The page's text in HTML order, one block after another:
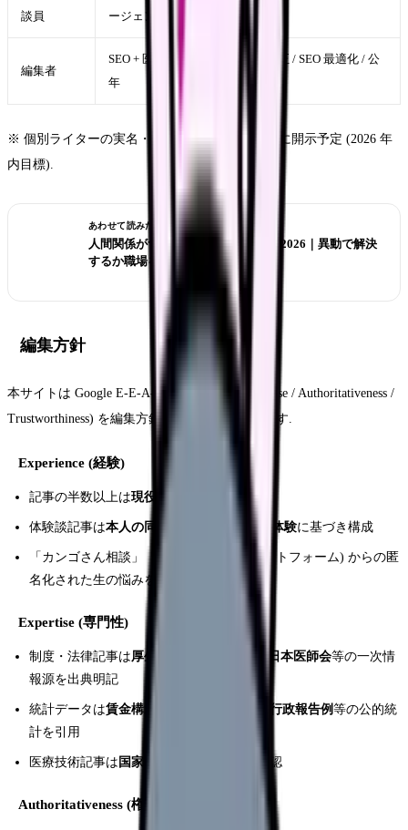
談員
ージェント 5 年
編集者
SEO + 医療コンテンツ 5
年
校正 / SEO 最適化 / 公
※ 個別ライターの実名・経歴は法人体制整備後に開示予定 (2026 年
内目標).
あわせて読みたい
人間関係がつらい看護師の転職判断 2026｜異動で解決
するか職場を変えるか
編集方針
本サイトは Google E-E-A-T (Experience / Expertise / Authoritativeness /
Trustworthiness) を編集方針の中核に置いています.
Experience (経験)
記事の半数以上は現役看護師経験者 が執筆
体験談記事は本人の同意を得た看護師の実体験に基づき構成
「カンゴさん相談」「本音箱」(自社プラットフォーム) からの匿
名化された生の悩みを記事ネタとして反映
Expertise (専門性)
制度・法律記事は厚生労働省 / 看護協会 / 日本医師会等の一次情
報源を出典明記
統計データは賃金構造基本統計調査 / 衛生行政報告例等の公的統
計を引用
医療技術記事は 国家資格保有者 が執筆 / 確認
Authoritativeness (権威性)